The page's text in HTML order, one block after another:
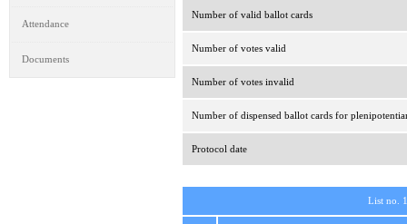
Attendance
Documents
Number of valid ballot cards
Number of votes valid
Number of votes invalid
Number of dispensed ballot cards for
Protocol date
List no.